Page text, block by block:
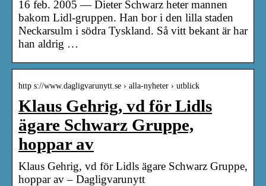
16 feb. 2005 — Dieter Schwarz heter mannen
bakom Lidl-gruppen. Han bor i den lilla staden
Neckarsulm i södra Tyskland. Så vitt bekant är har
han aldrig …
http s://www.dagligvarunytt.se › alla-nyheter › utblick
Klaus Gehrig, vd för Lidls
ägare Schwarz Gruppe,
hoppar av
Klaus Gehrig, vd för Lidls ägare Schwarz Gruppe,
hoppar av – Dagligvarunytt